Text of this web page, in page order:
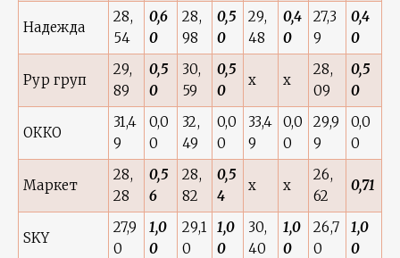
Надежда
28,
54
0,6
0
28,
98
0,5
0
29,
48
0,4
0
27,3
9
0,4
0
Рур груп
29,
89
0,5
0
30,
59
0,5
0
x x
28,
09
0,5
0
ОККО
31,4
9
0,0
0
32,
49
0,0
0
33,4
9
0,0
0
29,9
9
0,0
0
Маркет
28,
28
0,5
6
28,
82
0,5
4
x x
26,
62
0,71
SKY
27,9
0
1,0
0
29,1
0
1,0
0
30,
40
1,0
0
26,7
0
1,0
0